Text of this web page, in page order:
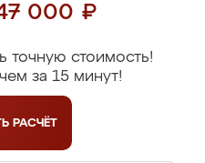
000 ₽
точную стоимость!
за 15 минут!
РАСЧЁТ